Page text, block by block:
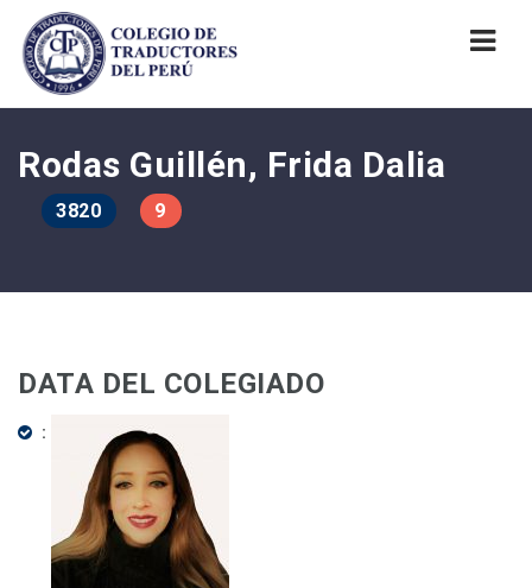
Rodas Guillén, Frida Dalia
3820 9
DATA DEL COLEGIADO